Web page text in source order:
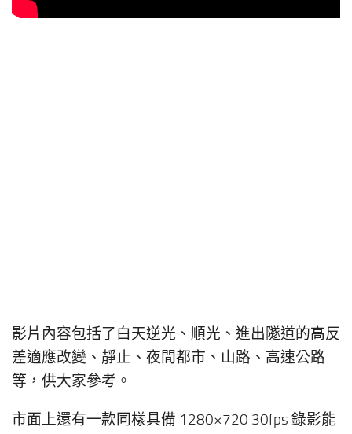
影片內容包括了白天逆光、順光、進出隧道的高反
差適應改變、靜止、夜間都市、山路、高速公路
等，供大家參考。
市面上還有一款同樣具備 1280×720 30fps 錄影能